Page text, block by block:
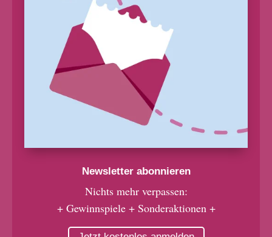
Newsletter abonnieren
Nichts mehr verpassen:
+ Gewinnspiele + Sonderaktionen +